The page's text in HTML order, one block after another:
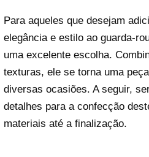
Para aqueles que desejam
elegância e estilo ao guarda-
uma excelente escolha.
texturas, ele se torna uma
diversas ocasiões. A seguir,
detalhes para a confecção
materiais até a finalização.